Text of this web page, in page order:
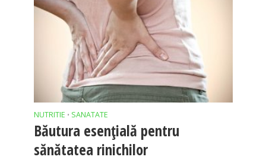
NUTRITIE • SANATATE
Băutura esențială pentru
sănătatea rinichilor